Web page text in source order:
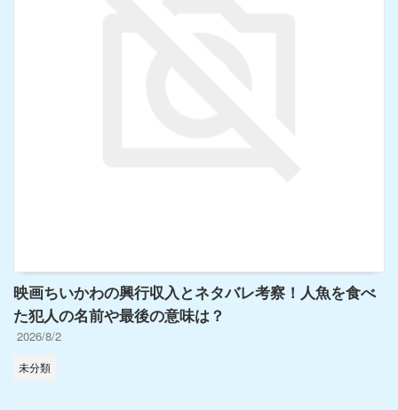
映画ちいかわの興行収入とネタバレ考察！人魚を食べ
た犯人の名前や最後の意味は？
2026/8/2
未分類